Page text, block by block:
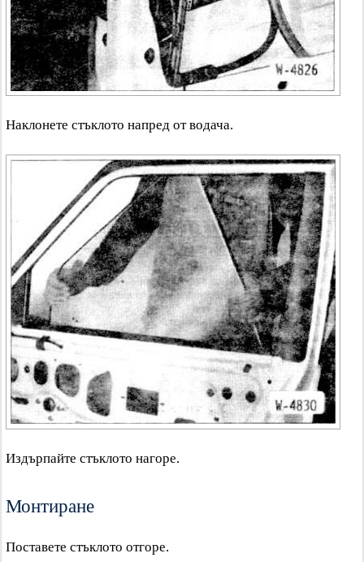
Наклонете стъклото напред от водача.
Издърпайте стъклото нагоре.
Монтиране
Поставете стъклото отгоре.